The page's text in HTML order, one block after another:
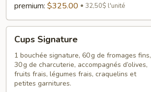
premium: $325.00 32,50$ l'unité
Signature
Cups Signature
1 bouchée signature, 60 g de fromages fins,
30 g de charcuterie, accompagnés d’olives,
fruits frais, légumes frais, craquelins et
petites garnitures.